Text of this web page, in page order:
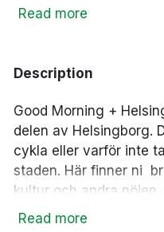
smoke_freeRökfria rum
ac_unitAC
Read more
Description
Good Morning +
delen av Helsingborg.
cykla eller varför inte
staden. Här finner ni
kultur och andra
Helsingborg C där du
Read more